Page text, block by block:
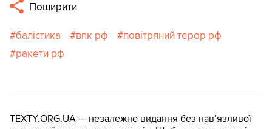
Поширити
балістика впк рф
повітряний терор рф
ракети рф
TEXTY.ORG.UA — незалежне видання без навʼязливої